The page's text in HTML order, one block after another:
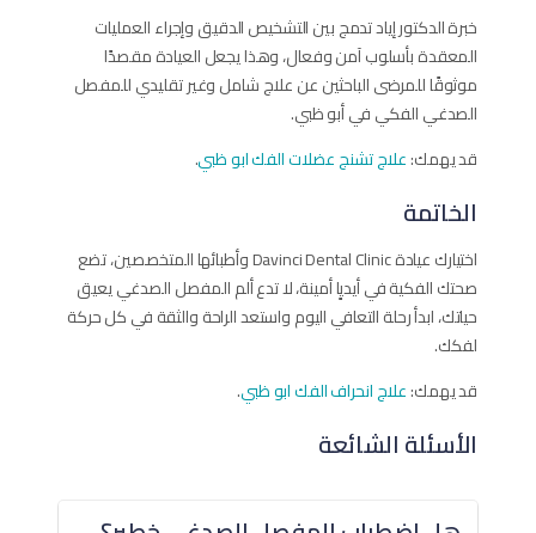
خبرة الدكتور إياد تدمج بين التشخيص الدقيق وإجراء العمليات
المعقدة بأسلوب آمن وفعال، وهذا يجعل العيادة مقصدًا
موثوقًا للمرضى الباحثين عن علاج شامل وغير تقليدي للمفصل
الصدغي الفكي في أبو ظبي.
قد يهمك:علاج تشنج عضلات الفك ابو ظبي.
الخاتمة
اختيارك عيادة Davinci Dental Clinic وأطبائها المتخصصين، تضع
صحتك الفكية في أيديٍا أمينة، لا تدع ألم المفصل الصدغي يعيق
حياتك، ابدأ رحلة التعافي اليوم واستعد الراحة والثقة في كل حركة
لفكك.
قد يهمك:علاج انحراف الفك ابو ظبي.
الأسئلة الشائعة